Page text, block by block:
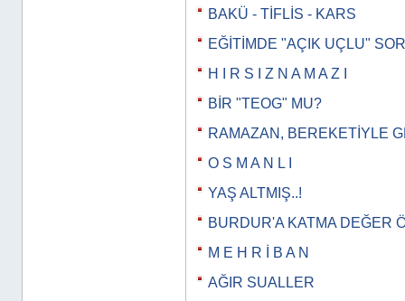
BAKÜ - TİFLİS - KARS
EĞİTİMDE "AÇIK UÇLU"
H I R S I Z N A M A Z I
BİR "TEOG" MU?
RAMAZAN, BEREKETİYLE
O S M A N L I
YAŞ ALTMIŞ..!
BURDUR'A KATMA DEĞER
M E H R İ B A N
AĞIR SUALLER